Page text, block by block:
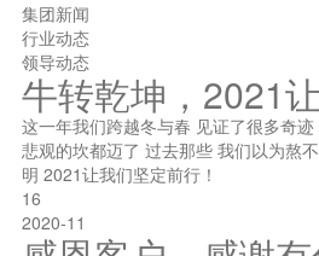
集团新闻
行业动态
领导动态
牛转乾坤，2021
这一年我们跨越冬与春 见证了很多奇
悲观的坎都迈了 过去那些 我们以为熬
明 2021让我们坚定前行！
16
2020-11